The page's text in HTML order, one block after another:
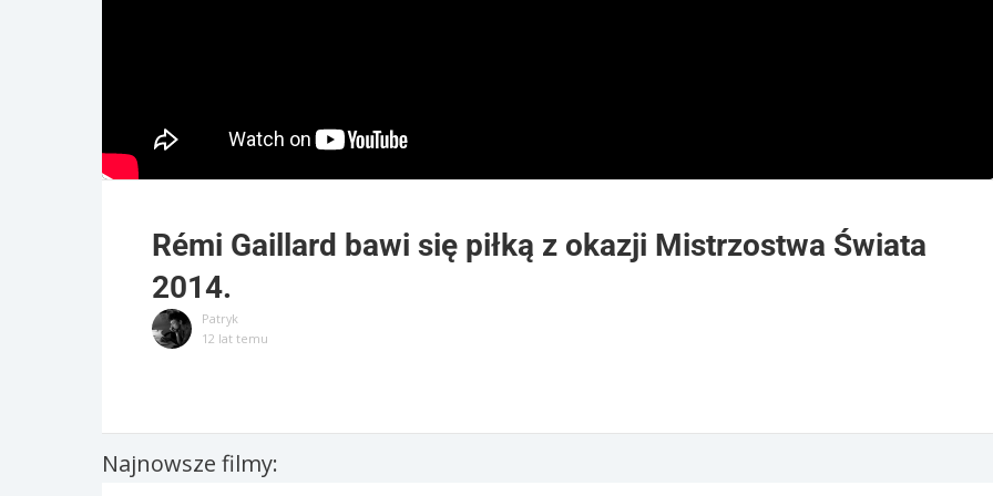
Rémi Gaillard bawi się piłką z okazji Mistrzostwa Świata
2014.
Patryk
12 lat temu
Najnowsze filmy: